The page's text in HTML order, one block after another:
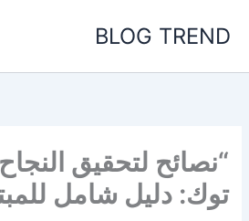
BLOG TREND
“نصائح لتحقيق
توك: دليل شامل